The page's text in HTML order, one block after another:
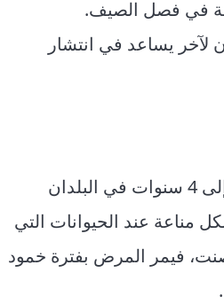
في فصل الصيف.
لآخر يساعد في انتشار
– يظهر المرض كل 3 إلى 4 سنوات في البلدان
مناعة عند الحيوانات التي
فيمر المرض بفترة خمود